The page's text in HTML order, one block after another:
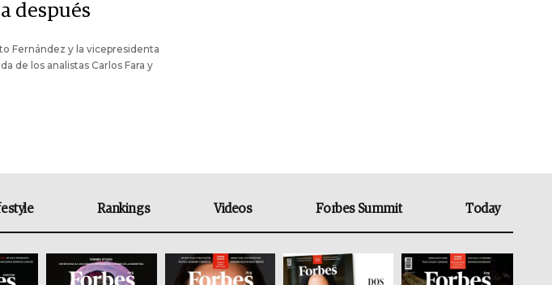
después
Fernández y la vicepresidenta
de los analistas Carlos Fara y
Rankings Videos Forbes Summit Today